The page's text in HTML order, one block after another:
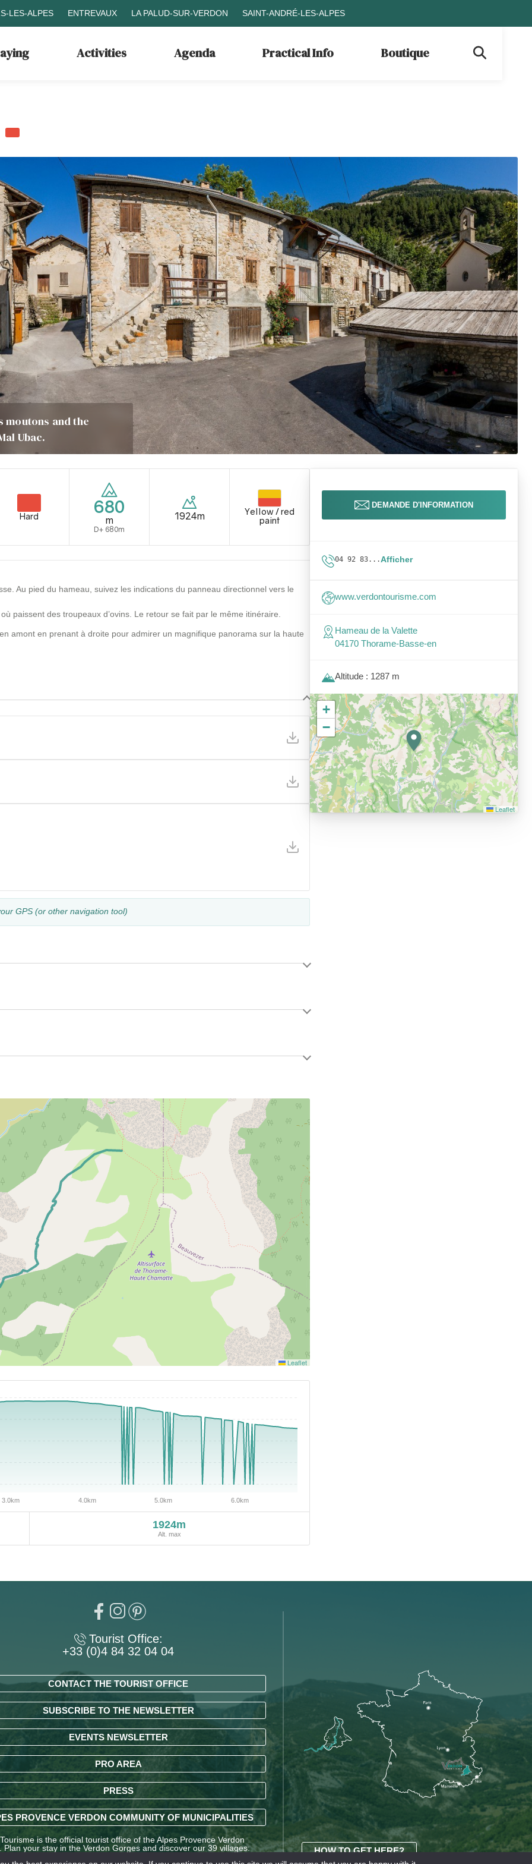
LES-ALPES ENTREVAUX LA PALUD-SUR-VERDON SAINT-ANDRÉ-LES-ALPES
Activities Agenda Practical Info Boutique
moutons and the
Ubac.
Hard 680
m
D+ 680m
1924m
Yellow / red
paint
Au pied du hameau, suivez les indications du panneau directionnel vers le
paissent des troupeaux d’ovins. Le retour se fait par le même itinéraire.
amont en prenant à droite pour admirer un magnifique panorama sur la haute
GPS (or other navigation tool)
Leaflet
1924m
Alt. max
DEMANDE D'INFORMATION
04 92 83...Afficher
www.verdontourisme.com
Hameau de la Valette
04170 Thorame-Basse-en
Altitude : 1287 m
+
−
Leaflet
Tourist Office:
+33 (0)4 84 32 04 04
CONTACT THE TOURIST OFFICE
SUBSCRIBE TO THE NEWSLETTER
EVENTS NEWSLETTER
PRO AREA
PRESS
PROVENCE VERDON COMMUNITY OF MUNICIPALITIES
is the official tourist office of the Alpes Provence Verdon
Plan your stay in the Verdon Gorges and discover our 39 villages:
HOW TO GET HERE?